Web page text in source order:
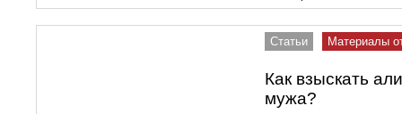
Статьи Материалы
Как взыскать
мужа?